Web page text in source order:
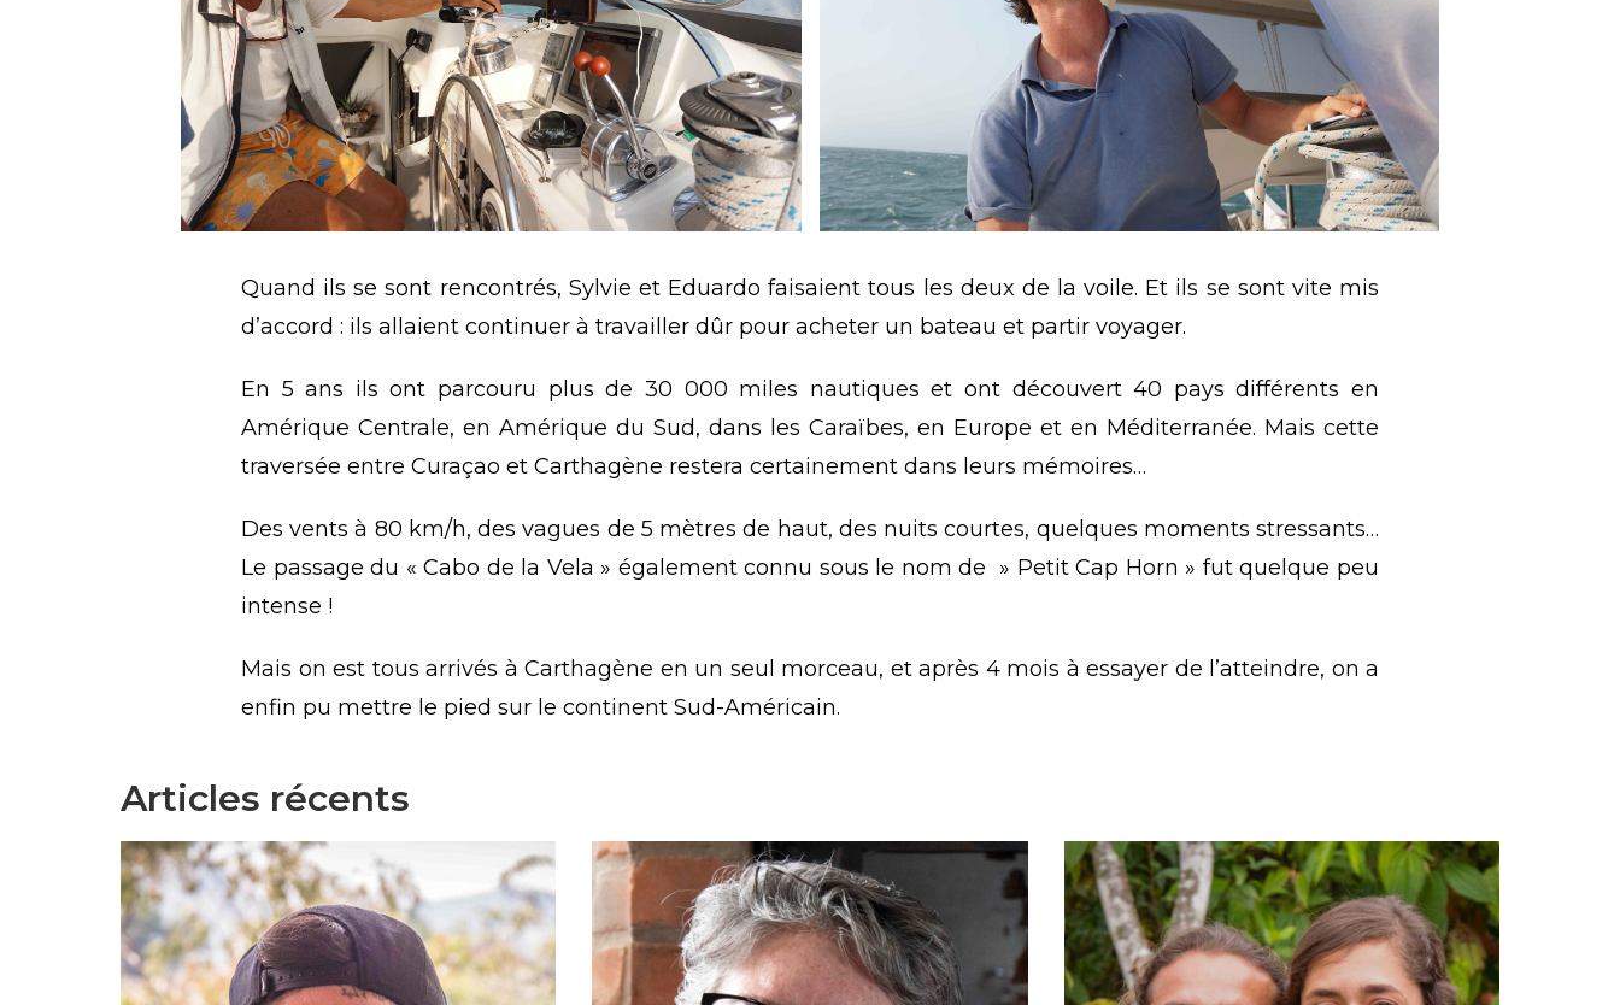
Quand ils se sont rencontrés, Sylvie et Eduardo faisaient tous les deux de la voile. Et ils se sont vite mis
d’accord : ils allaient continuer à travailler dûr pour acheter un bateau et partir voyager.
En 5 ans ils ont parcouru plus de 30 000 miles nautiques et ont découvert 40 pays différents en
Amérique Centrale, en Amérique du Sud, dans les Caraïbes, en Europe et en Méditerranée. Mais cette
traversée entre Curaçao et Carthagène restera certainement dans leurs mémoires…
Des vents à 80 km/h, des vagues de 5 mètres de haut, des nuits courtes, quelques moments stressants…
Le passage du « Cabo de la Vela » également connu sous le nom de » Petit Cap Horn » fut quelque peu
intense !
Mais on est tous arrivés à Carthagène en un seul morceau, et après 4 mois à essayer de l’atteindre, on a
enfin pu mettre le pied sur le continent Sud-Américain.
Articles récents